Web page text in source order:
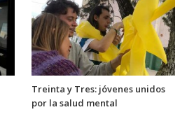
Treinta y Tres: jóvenes unidos
por la salud mental